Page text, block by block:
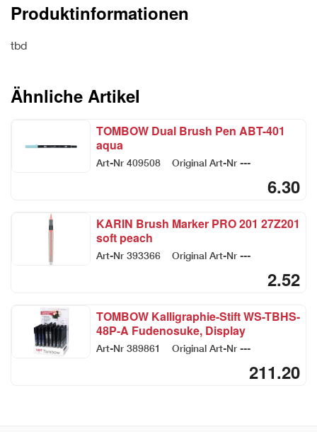
Produktinformationen
tbd
Ähnliche Artikel
TOMBOW Dual Brush Pen ABT-401
aqua
Art-Nr 409508 Original Art-Nr ---
6.30
KARIN Brush Marker PRO 201 27Z201
soft peach
Art-Nr 393366 Original Art-Nr ---
2.52
TOMBOW Kalligraphie-Stift WS-TBHS-
48P-A Fudenosuke, Display
Art-Nr 389861 Original Art-Nr ---
211.20